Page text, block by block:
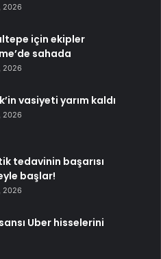
2026
için ekipler
sahada
2026
vasiyeti yarım kaldı
2026
tedavinin başarısı
başlar!
2026
Uber hisselerini